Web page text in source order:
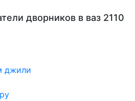
дворников в ваз 2110
джили